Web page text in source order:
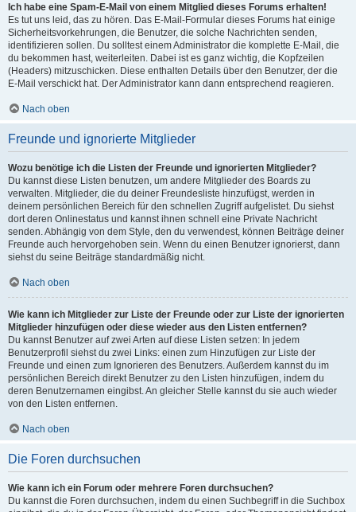
Ich habe eine Spam-E-Mail von einem Mitglied dieses Forums erhalten!
Es tut uns leid, das zu hören. Das E-Mail-Formular dieses Forums hat einige
Sicherheitsvorkehrungen, die Benutzer, die solche Nachrichten senden,
identifizieren sollen. Du solltest einem Administrator die komplette E-Mail, die
du bekommen hast, weiterleiten. Dabei ist es ganz wichtig, die Kopfzeilen
(Headers) mitzuschicken. Diese enthalten Details über den Benutzer, der die
E-Mail verschickt hat. Der Administrator kann dann entsprechend reagieren.
Nach oben
Freunde und ignorierte Mitglieder
Wozu benötige ich die Listen der Freunde und ignorierten Mitglieder?
Du kannst diese Listen benutzen, um andere Mitglieder des Boards zu
verwalten. Mitglieder, die du deiner Freundesliste hinzufügst, werden in
deinem persönlichen Bereich für den schnellen Zugriff aufgelistet. Du siehst
dort deren Onlinestatus und kannst ihnen schnell eine Private Nachricht
senden. Abhängig von dem Style, den du verwendest, können Beiträge deiner
Freunde auch hervorgehoben sein. Wenn du einen Benutzer ignorierst, dann
siehst du seine Beiträge standardmäßig nicht.
Nach oben
Wie kann ich Mitglieder zur Liste der Freunde oder zur Liste der ignorierten
Mitglieder hinzufügen oder diese wieder aus den Listen entfernen?
Du kannst Benutzer auf zwei Arten auf diese Listen setzen: In jedem
Benutzerprofil siehst du zwei Links: einen zum Hinzufügen zur Liste der
Freunde und einen zum Ignorieren des Benutzers. Außerdem kannst du im
persönlichen Bereich direkt Benutzer zu den Listen hinzufügen, indem du
deren Benutzernamen eingibst. An gleicher Stelle kannst du sie auch wieder
von den Listen entfernen.
Nach oben
Die Foren durchsuchen
Wie kann ich ein Forum oder mehrere Foren durchsuchen?
Du kannst die Foren durchsuchen, indem du einen Suchbegriff in die Suchbox